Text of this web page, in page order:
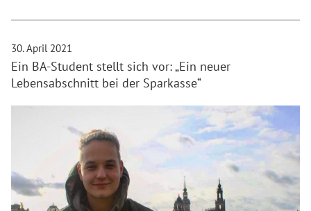
30. April 2021
Ein BA-Student stellt sich vor: „Ein neuer
Lebensabschnitt bei der Sparkasse“